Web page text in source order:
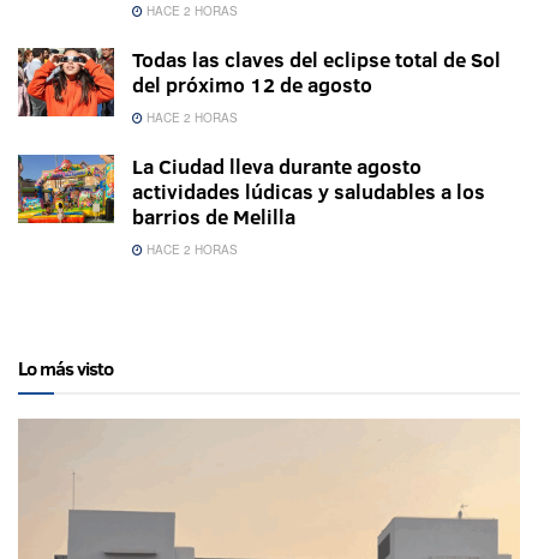
HACE 2 HORAS
Todas las claves del eclipse total de Sol
del próximo 12 de agosto
HACE 2 HORAS
La Ciudad lleva durante agosto
actividades lúdicas y saludables a los
barrios de Melilla
HACE 2 HORAS
Lo más visto